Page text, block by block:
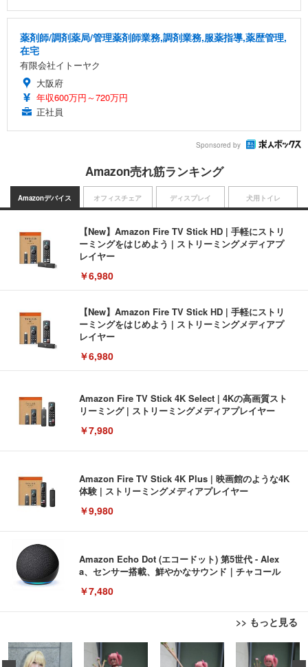
薬剤師/調剤薬局/管理薬剤師業務,調剤業務,服薬指導,薬歴管理,
在宅
有限会社イトーヤク
大阪府
年収600万円～720万円
正社員
Sponsored by
Amazon売れ筋ランキング
Amazonデバイス
【New】Amazon Fire TV Stick HD | 手軽にストリ
ーミングをはじめよう | ストリーミングメディアプ
レイヤー
￥6,980
【New】Amazon Fire TV Stick HD | 手軽にストリ
ーミングをはじめよう | ストリーミングメディアプ
レイヤー
￥6,980
Amazon Fire TV Stick 4K Select | 4Kの高画質スト
リーミング | ストリーミングメディアプレイヤー
￥7,980
Amazon Fire TV Stick 4K Plus | 映画館のような4K
体験 | ストリーミングメディアプレイヤー
￥9,980
Amazon Echo Dot (エコードット) 第5世代 - Alex
a、センサー搭載、鮮やかなサウンド｜チャコール
￥7,480
>> もっと見る
オフィスチェア
[EdoErgo] オフィスチェア 椅子 テレワーク 疲れな
い 跳ね上げ式アームレスト コンパクト 約105度ロッ
ディスプレイ
EIZO ビジネス向けプレミアムモニター | FlexScan
EV3240X-WT | 31.5型4K UHD・USB Type-C・ホワ
犬用トイレ
Amazonベーシック ペットシーツ 薄型 レギュラー 1